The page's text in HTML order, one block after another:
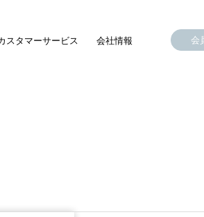
スタマーサービス 会社情報 会